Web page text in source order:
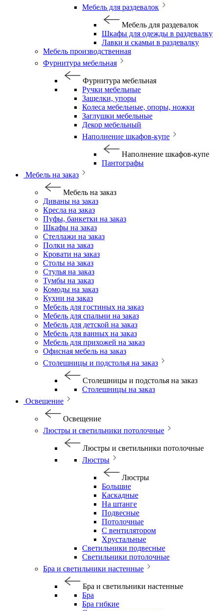
Мебель для раздевалок
Мебель для раздевалок
Шкафы для одежды в раздевалку
Лавки и скамьи в раздевалку
Мебель производственная
Фурнитура мебельная
Фурнитура мебельная
Ручки мебельные
Защелки, упоры
Колеса мебельные, опоры, ножки
Заглушки мебельные
Декор мебельный
Наполнение шкафов-купе
Наполнение шкафов-купе
Пантографы
Мебель на заказ
Мебель на заказ
Диваны на заказ
Кресла на заказ
Пуфы, банкетки на заказ
Шкафы на заказ
Стеллажи на заказ
Полки на заказ
Кровати на заказ
Столы на заказ
Стулья на заказ
Тумбы на заказ
Комоды на заказ
Кухни на заказ
Мебель для гостиных на заказ
Мебель для спальни на заказ
Мебель для детской на заказ
Мебель для ванных на заказ
Мебель для прихожей на заказ
Офисная мебель на заказ
Столешницы и подстолья на заказ
Столешницы и подстолья на заказ
Столешницы на заказ
Освещение
Освещение
Люстры и светильники потолочные
Люстры и светильники потолочные
Люстры
Люстры
Большие
Каскадные
На штанге
Подвесные
Потолочные
С вентилятором
Хрустальные
Светильники подвесные
Светильники потолочные
Бра и светильники настенные
Бра и светильники настенные
Бра
Бра гибкие